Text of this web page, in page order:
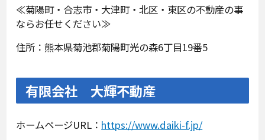
≪菊陽町・合志市・大津町・北区・東区の不動産の事
ならお任せください≫
住所：熊本県菊池郡菊陽町光の森6丁目19番5
有限会社 大輝不動産
ホームページURL： https://www.daiki-f.jp/